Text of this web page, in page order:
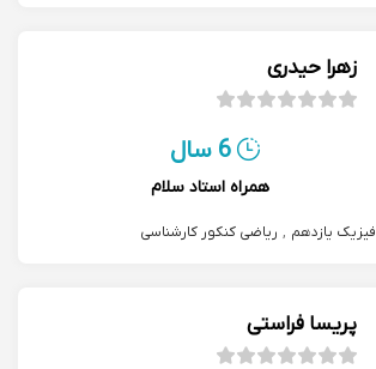
زهرا حیدری
6 سال
همراه استاد سلام
فیزیک یازدهم , ریاضی کنکور کارشناسی
پریسا فراستی